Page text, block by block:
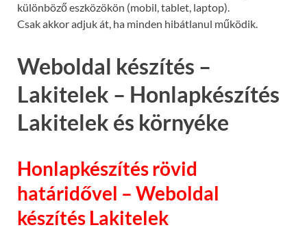
különböző eszközökön (mobil, tablet, laptop).
Csak akkor adjuk át, ha minden hibátlanul működik.
Weboldal készítés –
Lakitelek – Honlapkészítés
Lakitelek és környéke
Honlapkészítés rövid
határidővel – Weboldal
készítés Lakitelek